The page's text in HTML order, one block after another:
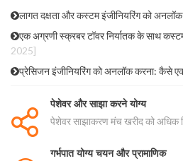
लागत दक्षता और कस्टम इंजीनियरिंग को
एक अग्रणी स्क्रबर टॉवर निर्यातक के साथ
2025]
प्रेसिजन इंजीनियरिंग को अनलॉक करना: कैसे एक
पेशेवर और साझा करने योग्य
पेशेवर साझाकरण मंच खरीद को अधिक
गर्भपात योग्य चयन और प्रामाणिक